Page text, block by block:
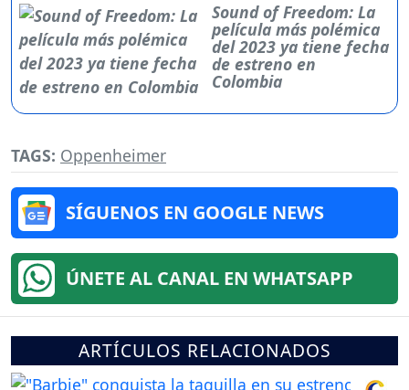
Sound of Freedom: La
película más polémica
del 2023 ya tiene fecha
de estreno en
Colombia
TAGS: Oppenheimer
SÍGUENOS EN GOOGLE NEWS
ÚNETE AL CANAL EN WHATSAPP
ARTÍCULOS RELACIONADOS